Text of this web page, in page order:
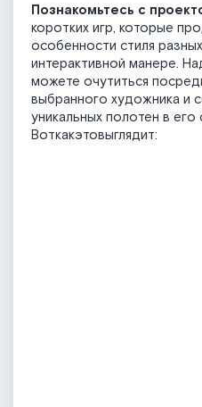
Познакомьтесь с
коротких игр, которые
особенности стиля
интерактивной манере.
можете очутиться
выбранного художника и
уникальных полотен в его
Воткакэтовыглядит: